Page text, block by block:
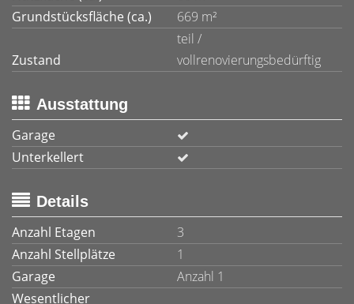
Grundstücksfläche (ca.)
669 m²
Zustand
teil /
vollrenovierungsbedürftig
Ausstattung
Garage
Unterkellert
Details
Anzahl Etagen
3
Anzahl Stellplätze
1
Garage
Anzahl 1
Wesentlicher